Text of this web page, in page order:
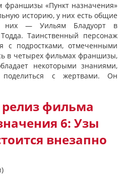
франшизы «Пункт назначения»
историю, у них есть общие
них — Уильям Бладуорт в
Таинственный персонаж
с подростками, отмеченными
в четырех фильмах франшизы,
некоторыми знаниями,
с жертвами. Он
фильма
6: Узы
внезапно